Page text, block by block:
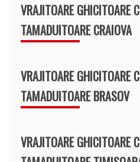
VRAJITOARE GHICITOARE
TAMADUITOARE CRAIOVA
VRAJITOARE GHICITOARE
TAMADUITOARE BRASOV
VRAJITOARE GHICITOARE